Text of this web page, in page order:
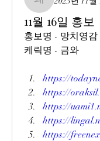
돼지감자
11월 16일 홍보
홍보명 - 망치영감
케릭명 - 금와
https://
https://
https://
https://
https://